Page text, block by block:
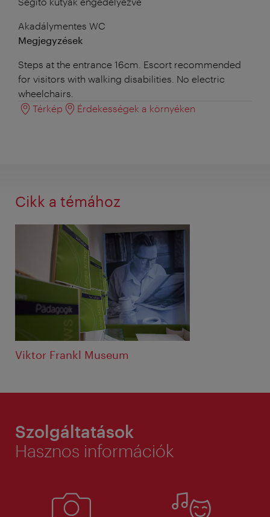
Akadálymentes WC
Megjegyzések
Steps at the entrance 16cm. Escort recommended
for visitors with walking disabilities No electric
wheelchairs.
Térkép
Érdekességek a környéken
Cikk a témához
Viktor Frankl Museum
Szolgáltatások
Hasznos információk